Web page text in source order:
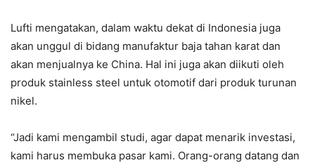
Lufti mengatakan, dalam waktu dekat di Indonesia juga
akan unggul di bidang manufaktur baja tahan karat dan
akan menjualnya ke China. Hal ini juga akan diikuti oleh
produk stainless steel untuk otomotif dari produk turunan
nikel.
“Jadi kami mengambil studi, agar dapat menarik investasi,
kami harus membuka pasar kami. Orang-orang datang dan